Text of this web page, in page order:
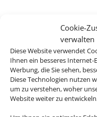
Cookie-
verwalten
Diese Website verwendet
Ihnen ein besseres
Werbung, die Sie sehen,
Diese Technologien nutzen
um zu verstehen, woher
Website weiter zu